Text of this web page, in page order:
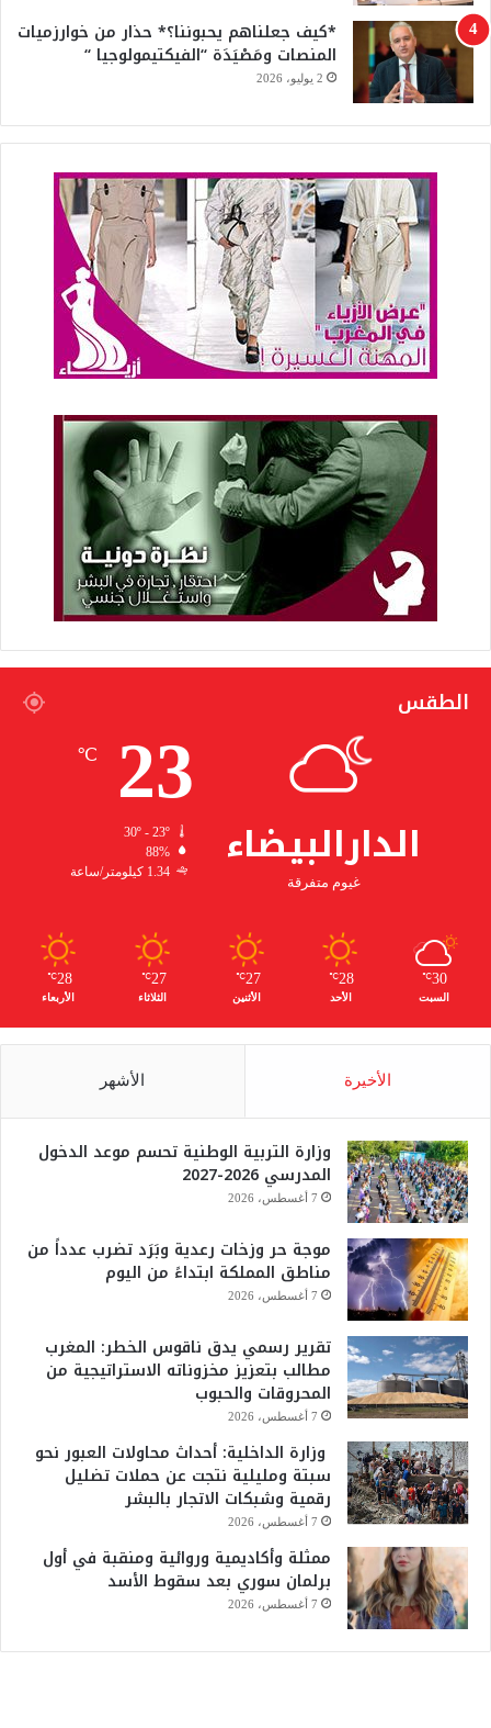
*كيف جعلناهم يحبوننا؟* حذار من خوارزميات
المنصات ومَصْيَدَة “الفيكتيمولوجيا “
2 يوليو، 2026
الطقس
الدارالبيضاء
غيوم متفرقة
23
℃
88%
1.34 كيلومتر/ساعة
30
℃
السبت
28
℃
الأحد
27
℃
الأثنين
27
℃
الثلاثاء
28
℃
الأربعاء
الأخيرة الأشهر
وزارة التربية الوطنية تحسم موعد الدخول
المدرسي 2026-2027
7 أغسطس، 2026
موجة حر وزخات رعدية وبَرَد تضرب عدداً من
مناطق المملكة ابتداءً من اليوم
7 أغسطس، 2026
تقرير رسمي يدق ناقوس الخطر: المغرب
مطالب بتعزيز مخزوناته الاستراتيجية من
المحروقات والحبوب
7 أغسطس، 2026
وزارة الداخلية: أحداث محاولات العبور نحو
سبتة ومليلية نتجت عن حملات تضليل
رقمية وشبكات الاتجار بالبشر
7 أغسطس، 2026
ممثلة وأكاديمية وروائية ومنقبة في أول
برلمان سوري بعد سقوط الأسد
7 أغسطس، 2026